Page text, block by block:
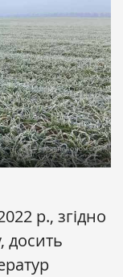
р., згідно
досить